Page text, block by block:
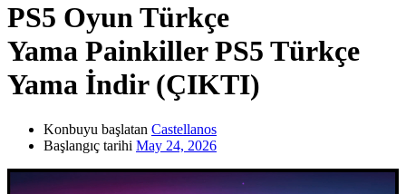
PS5 Oyun Türkçe
Yama Painkiller PS5 Türkçe
Yama İndir (ÇIKTI)
Konbuyu başlatan Castellanos
Başlangıç tarihi May 24, 2026